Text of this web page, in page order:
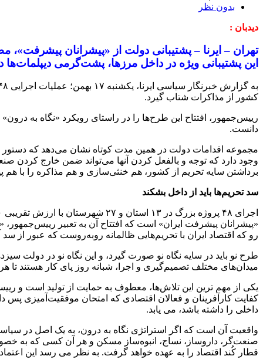
بدون نظر
دیدبان :
تهران – ایرنا – پشتیبانی دولت از «پیشرانان
این پشتیبانی ویژه در داخل مرزها، پشت‌گرمی
کشور از مذاکرات شتاب گیرد.
رییس‌جمهور، افتتاح این طرح‌ها را در راستای رویکرد «نگاه به
دانست.
مجموعه اقدامات دولت در همین مدت کوتاه نشان می‌دهد که دستور
وجود دارد که توجه و بالفعل کردن آنها می‌تواند ضمن خارج کردن
برداشتن سایه تحریم از کشور، هم خنثی‌سازی و هم مذاکره را با هم
سد تحریم‌ها باید از داخل بشکند
«پیشرانان پیشرفت ایران» است که افتتاح آن به تعبیر
رو که اقتصاد ایران با تحریم‌هایی ظالمانه روبه‌روست که عبور از
طرح نو باید در سایه نگاه نو صورت گیرد، و این نگاه نو در دولت
میدان‌های مختلف تصمیم‌گیری و اجرا، شبانه روز پای کار هستند
یکی از مهم ترین این تلاش‌ها، معطوف به حمایت از تولید است و رییس
کفایت کارآفرینان و فعالان اقتصادی که امتحان موفقیت‌آمیزی پس
داخلی را داشته باشد، می‌ یابد.
واقعیت آن است که اگر استراتژی نگاه به درون، به یک اصل در
صنعت‌گر، داروساز، نساج، انبوه‌ساز مسکن و هر آن کسی که به
قطار کُند اقتصاد را به عهده خواهد گرفت. به نظر می رسد این اعتماد یکی از اصول غیر قابل انکار